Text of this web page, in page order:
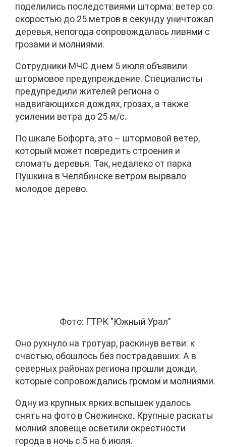
поделились последствиями шторма: ветер со
скоростью до 25 метров в секунду уничтожал
деревья, непогода сопровождалась ливями с
грозами и молниями.
Сотрудники МЧС днем 5 июля объявили
штормовое предупреждение. Специалисты
предупредили жителей региона о
надвигающихся дождях, грозах, а также
усилении ветра до 25 м/с.
По шкале Бофорта, это – штормовой ветер,
который может повредить строения и
сломать деревья. Так, недалеко от парка
Пушкина в Челябинске ветром вырвало
молодое дерево.
Фото: ГТРК "Южный Урал"
Оно рухнуло на тротуар, раскинув ветви: к
счастью, обошлось без пострадавших. А в
северных районах региона прошли дожди,
которые сопровождались громом и молниями.
Одну из крупных ярких вспышек удалось
снять на фото в Снежинске. Крупные раскаты
молний зловеще осветили окрестности
города в ночь с 5 на 6 июля.